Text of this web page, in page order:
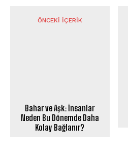
ÖNCEKI İÇERIK
Bahar ve Aşk: İnsanlar
Neden Bu Dönemde Daha
Kolay Bağlanır?